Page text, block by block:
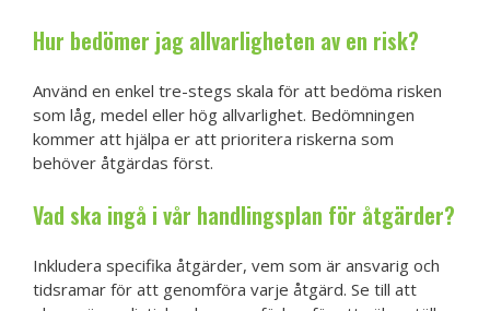
Hur bedömer jag allvarligheten av en risk?
Använd en enkel tre-stegs skala för att bedöma risken
som låg, medel eller hög allvarlighet. Bedömningen
kommer att hjälpa er att prioritera riskerna som
behöver åtgärdas först.
Vad ska ingå i vår handlingsplan för åtgärder?
Inkludera specifika åtgärder, vem som är ansvarig och
tidsramar för att genomföra varje åtgärd. Se till att